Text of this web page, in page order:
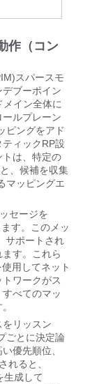
作（コン
スパースモ
ブーポイン
メイン全体に
ルプレーン
ピングをアド
ィックRP設
は、特定の
、候補を収集
マッピングエ
セージを
す。このメッ
サポートされ
す。これら
用してネット
ワークがス
べてのマッ
リッスン
ごとに決定論
優先順位、
れると、
生成して